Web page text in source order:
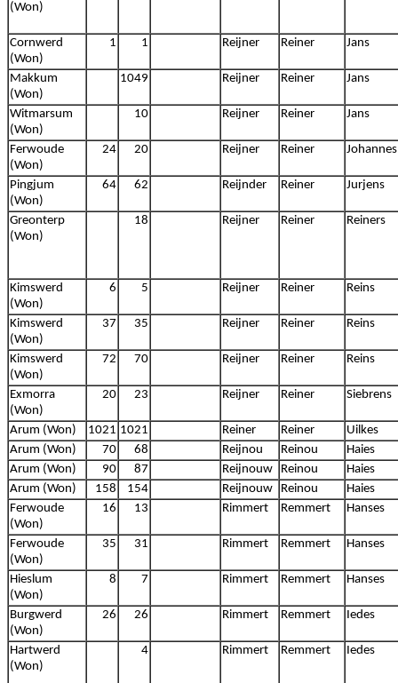
(Won)
Cornwerd
(Won)
1 1 Reijner Reiner Jans
Makkum
(Won)
1049 Reijner Reiner Jans
Witmarsum
(Won)
10 Reijner Reiner Jans
Ferwoude
(Won)
24 20 Reijner Reiner Johannes
Pingjum
(Won)
64 62 Reijnder Reiner Jurjens
Greonterp
(Won)
18 Reijner Reiner Reiners
Kimswerd
(Won)
6 5 Reijner Reiner Reins
Kimswerd
(Won)
37 35 Reijner Reiner Reins
Kimswerd
(Won)
72 70 Reijner Reiner Reins
Exmorra
(Won)
20 23 Reijner Reiner Siebrens
Arum (Won) 1021 1021 Reiner Reiner
Uilkes
Arum (Won)
70 68 Reijnou Reinou
Haies
Arum (Won)
90 87 Reijnouw Reinou
Haies
Arum (Won)
158 154 Reijnouw Reinou
Haies
Ferwoude
(Won)
16 13 Rimmert Remmert Hanses
Ferwoude
(Won)
35 31 Rimmert Remmert Hanses
Hieslum
(Won)
8 7 Rimmert Remmert Hanses
Burgwerd
(Won)
26 26 Rimmert Remmert Iedes
Hartwerd
(Won)
4 Rimmert Remmert Iedes